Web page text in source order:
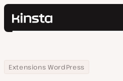
Kinsta®
Prix
Rechercher
Home
Centre de ressources
Blog
Extensions WordPress
Widgets graphiques pour